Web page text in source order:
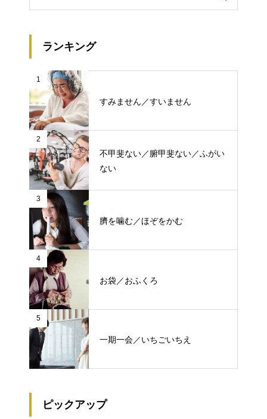
ランキング
1
すみません／すいません
2
不甲斐ない／腑甲斐ない／ふがい
ない
3
臍を噛む／ほぞをかむ
4
お袋／おふくろ
5
一期一会／いちごいちえ
ピックアップ